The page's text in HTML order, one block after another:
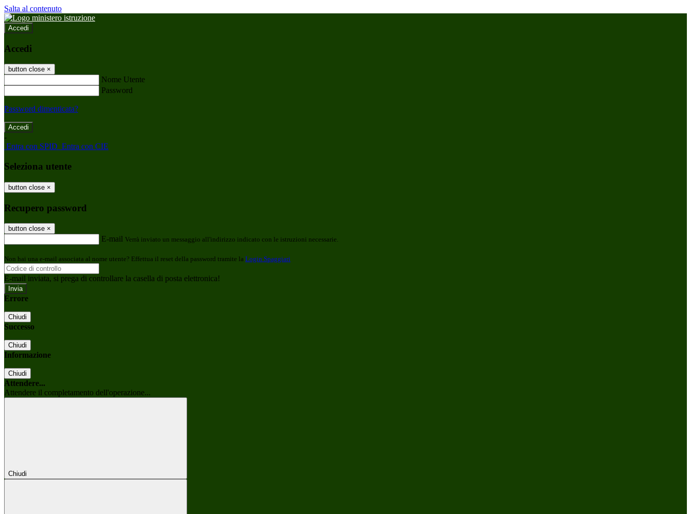
Salta al contenuto
Accedi
Accedi
button close ×
Nome Utente
Password
Password dimenticata?
-
Entra con SPID Entra con CIE
Seleziona utente
button close ×
Recupero password
button close ×
E-mail Verrà inviato un messaggio all'indirizzo indicato con le istruzioni necessarie.
Non hai una e-mail associata al nome utente? Effettua il reset della password tramite la Login Spaggiari
E-mail inviata, si prega di controllare la casella di posta elettronica!
Errore
Chiudi
Successo
Chiudi
Informazione
Chiudi
Attendere...
Attendere il completamento dell'operazione...
Chiudi